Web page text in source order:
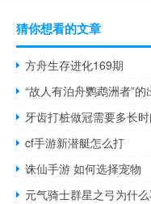
猜你想看的文章
方舟生存进化169期
“故人有泊舟鹦鹉洲者”的
牙齿打桩做冠需要多长
cf手游新潜艇怎么打
诛仙手游 如何选择宠物
元气骑士群星之弓为什